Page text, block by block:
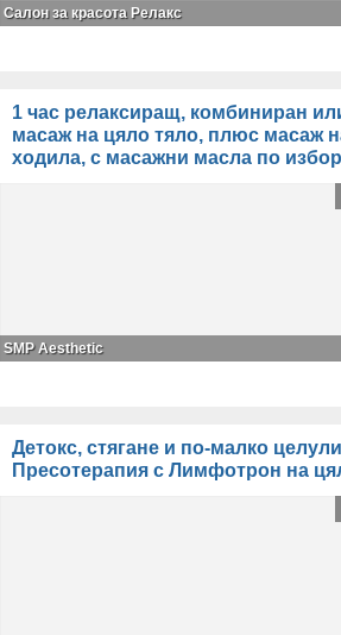
Салон за красота Релакс
1 час релаксиращ, комбиниран
масаж на цяло тяло, плюс масаж
ходила, с масажни масла по избор
SMP Aesthetic
Детокс, стягане и по-малко
Пресотерапия с Лимфотрон на